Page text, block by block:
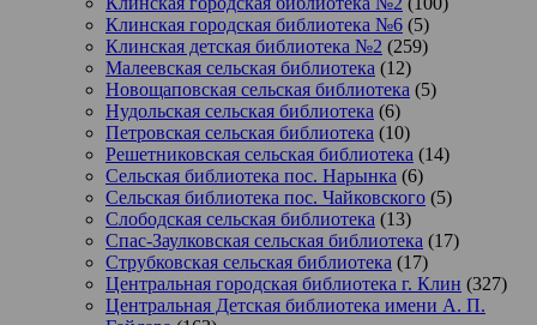
Клинская городская библиотека №6 (5)
Клинская детская библиотека №2 (259)
Малеевская сельская библиотека (12)
Новощаповская сельская библиотека (5)
Нудольская сельская библиотека (6)
Петровская сельская библиотека (10)
Решетниковская сельская библиотека (14)
Сельская библиотека пос. Нарынка (6)
Сельская библиотека пос. Чайковского (5)
Слободская сельская библиотека (13)
Спас-Заулковская сельская библиотека (17)
Струбковская сельская библиотека (17)
Центральная городская библиотека г. Клин (327)
Центральная Детская библиотека имени А. П.